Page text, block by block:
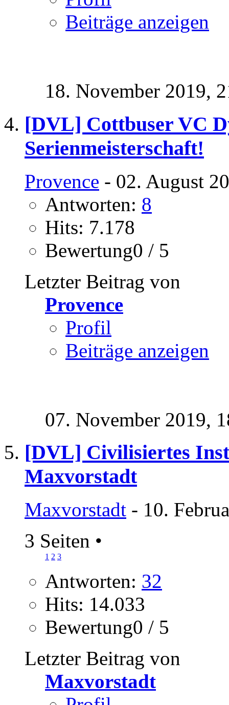
Beiträge anzeigen
18. November 2019,
[DVL] Cottbuser VC
Serienmeisterschaft!
Provence - 02. August
Antworten: 8
Hits: 7.178
Bewertung0 / 5
Letzter Beitrag von
Provence
Profil
Beiträge anzeigen
07. November 2019,
[DVL] Civilisiertes
Maxvorstadt
Maxvorstadt - 10.
3 Seiten •
1 2 3
Antworten: 32
Hits: 14.033
Bewertung0 / 5
Letzter Beitrag von
Maxvorstadt